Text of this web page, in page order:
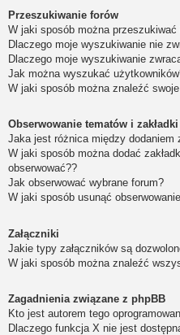
Przeszukiwanie forów
W jaki sposób można przeszukiwać
Dlaczego moje wyszukiwanie nie
Dlaczego moje wyszukiwanie
Jak można wyszukać
W jaki sposób można znaleźć
Obserwowanie tematów i zakładki
Jaka jest różnica między dodaniem
W jaki sposób można dodać
obserwować??
Jak obserwować wybrane forum?
W jaki sposób usunąć
Załączniki
Jakie typy załączników są
W jaki sposób można znaleźć
Zagadnienia związane z phpBB
Kto jest autorem tego
Dlaczego funkcja X nie jest